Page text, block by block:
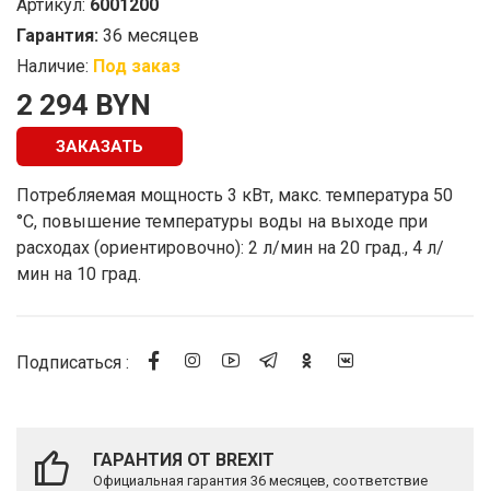
Артикул: 6001200
Гарантия: 36 месяцев
Наличие: Под заказ
Стоимость
2 294 BYN
ЗАКАЗАТЬ
Потребляемая мощность 3 кВт, макс. температура 50
°С, повышение температуры воды на выходе при
расходах (ориентировочно): 2 л/мин на 20 град., 4 л/
мин на 10 град.
Подписаться :
ГАРАНТИЯ ОТ BREXIT
Официальная гарантия 36 месяцев, соответствие